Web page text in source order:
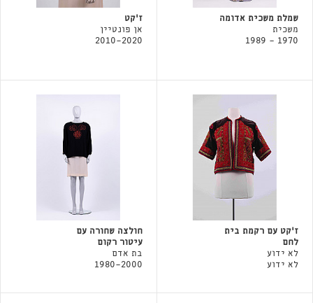
שמלת משכית אדומה
משכית
1970 - 1989
ז'קט
אן פונטיין
2010-2020
ז'קט עם רקמת בית
לחם
לא ידוע
לא ידוע
חולצה שחורה עם
עיטור רקום
בת אדם
1980-2000